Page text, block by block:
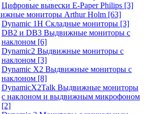
Цифровые вывески E-Paper Philips [3]
мониторы Arthur Holm [63]
Dynamic 1Н Складные мониторы [3]
DB2 и DB3 Выдвижные мониторы с
наклоном [6]
Dynamic2 Выдвижные мониторы с
наклоном [3]
Dynamic X2 Выдвижные мониторы с
наклоном [8]
DynamicX2Talk Выдвижные мониторы
с наклоном и выдвижным микрофоном
[2]